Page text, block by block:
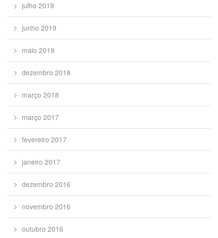
julho 2019
junho 2019
maio 2019
dezembro 2018
março 2018
março 2017
fevereiro 2017
janeiro 2017
dezembro 2016
novembro 2016
outubro 2016